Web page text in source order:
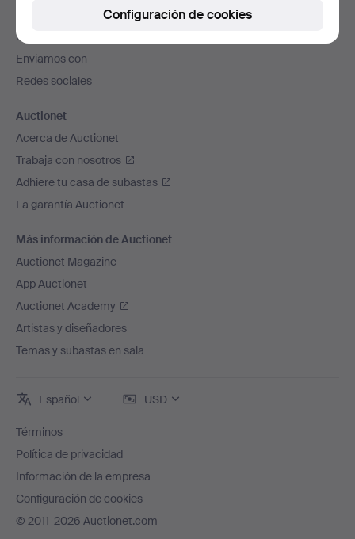
de
página
Todas las casas de subastas
Modos de pago
Enviamos con
Redes sociales
Auctionet
Acerca de Auctionet
Trabaja con nosotros
Adhiere tu casa de subastas
La garantía Auctionet
Más información de Auctionet
Auctionet Magazine
App Auctionet
Auctionet Academy
Artistas y diseñadores
Temas y subastas en sala
Español USD
Términos
Política de privacidad
Información de la empresa
Configuración de cookies
© 2011-2026 Auctionet.com
Configuración de cookies